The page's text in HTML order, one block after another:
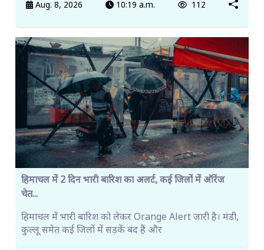
Aug. 8, 2026 10:19 a.m. 112
हिमाचल में 2 दिन भारी बारिश का अलर्ट, कई जिलों में ऑरेंज
चेत...
हिमाचल में भारी बारिश को लेकर Orange Alert जारी है। मंडी,
कुल्लू समेत कई जिलों में सड़कें बंद हैं और